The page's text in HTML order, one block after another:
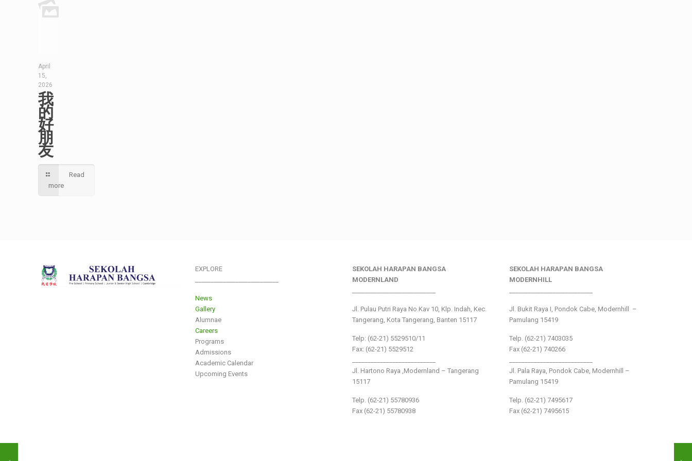
April
15,
2026
我
的
好
朋
友
Read
more
EXPLORE
News
Gallery
Alumnae
Careers
Programs
Admissions
Academic Calendar
Upcoming Events
SEKOLAH HARAPAN BANGSA
MODERNLAND
Jl. Pulau Putri Raya No.Kav 10, Klp. Indah, Kec.
Tangerang, Kota Tangerang, Banten 15117
Telp: (62-21) 5529510/11
Fax: (62-21) 5529512
Jl. Hartono Raya ,Modernland – Tangerang
15117
Telp. (62-21) 55780936
Fax (62-21) 55780938
SEKOLAH HARAPAN BANGSA
MODERNHILL
Jl. Bukit Raya I, Pondok Cabe, Modernhill –
Pamulang 15419
Telp. (62-21) 7403035
Fax (62-21) 740266
Jl. Pala Raya, Pondok Cabe, Modernhill –
Pamulang 15419
Telp. (62-21) 7495617
Fax (62-21) 7495615